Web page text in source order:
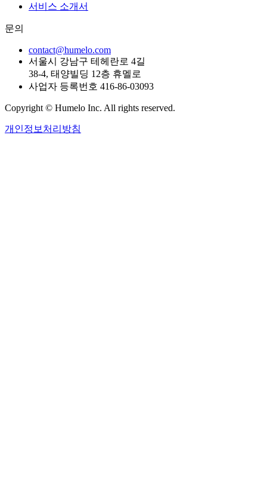
서비스 소개서
문의
contact@humelo.com
서울시 강남구 테헤란로 4길
38-4, 태양빌딩 12층 휴멜로
사업자 등록번호 416-86-03093
Copyright © Humelo Inc. All rights reserved.
개인정보처리방침